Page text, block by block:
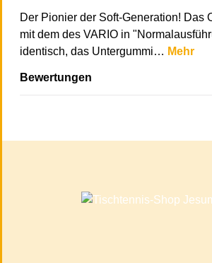
Der Pionier der Soft-Generation! Das
mit dem des VARIO in
identisch, das Untergummi… Mehr
Bewertungen